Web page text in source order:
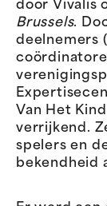
door Vivalis
Brussels.
deelnemers
Van Het
verrijkend.
spelers en
bekendheid